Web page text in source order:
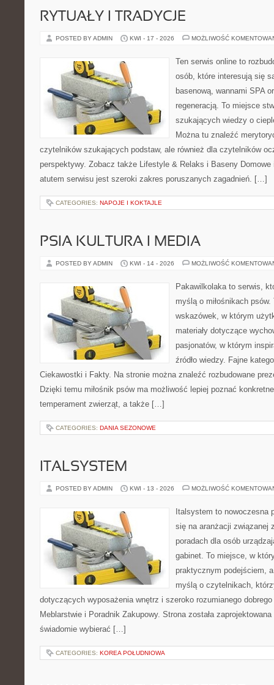
RYTUAŁY I TRADYCJE
POSTED BY ADMIN KWI - 17 - 2026 MOŻLIWOŚĆ
Ten serwis online to
osób, które interesują się
basenową, wannami SPA
regeneracją. To miejsce
szukających wiedzy o
Można tu znaleźć
czytelników szukających podstaw, ale również dla czytelników
perspektywy. Zobacz także Lifestyle & Relaks i Baseny Domowe
atutem serwisu jest szeroki zakres poruszanych zagadnień. […]
CATEGORIES: NAPOJE I KOKTAJLE
PSIA KULTURA I MEDIA
POSTED BY ADMIN KWI - 14 - 2026 MOŻLIWOŚĆ
Pakawilkolaka to serwis,
myślą o miłośnikach
wskazówek, w którym
materiały dotyczące
pasjonatów, w którym
źródło wiedzy. Fajne
Ciekawostki i Fakty. Na stronie można znaleźć rozbudowane
Dzięki temu miłośnik psów ma możliwość lepiej poznać
temperament zwierząt, a także […]
CATEGORIES: DANIA SEZONOWE
ITALSYSTEM
POSTED BY ADMIN KWI - 13 - 2026 MOŻLIWOŚĆ
Italsystem to nowoczesna
się na aranżacji związanej
poradach dla osób
gabinet. To miejsce, w
praktycznym podejściem,
myślą o czytelnikach,
dotyczących wyposażenia wnętrz i szeroko rozumianego
Meblarstwie i Poradnik Zakupowy. Strona została
świadomie wybierać […]
CATEGORIES: KOREA POŁUDNIOWA